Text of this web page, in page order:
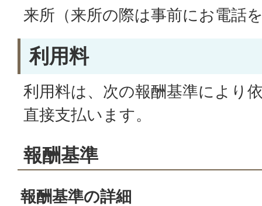
来所（来所の際は事前にお電話
利用料
利用料は、次の報酬基準により
直接支払います。
報酬基準
報酬基準の詳細